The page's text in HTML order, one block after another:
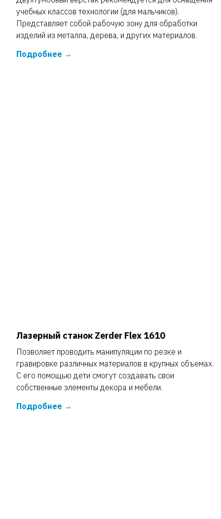
учебных классов технологии (для мальчиков).
Представляет собой рабочую зону для обработки
изделий из металла, дерева, и других материалов.
Подробнее
Лазерный станок Zerder Flex 1610
Позволяет проводить манипуляции по резке и
гравировке различных материалов в крупных объемах.
С его помощью дети смогут создавать свои
собственные элементы декора и мебели.
Подробнее